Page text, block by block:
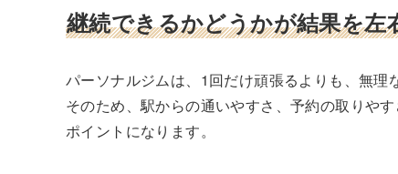
継続できるかどうかが結果を左
パーソナルジムは、1回だけ頑張るよりも、無理
そのため、駅からの通いやすさ、予約の取りや
ポイントになります。